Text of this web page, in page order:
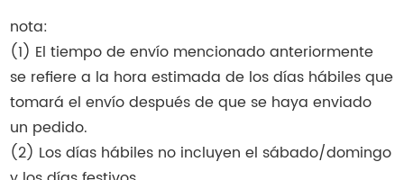
nota:
(1) El tiempo de envío mencionado anteriormente
se refiere a la hora estimada de los días hábiles que
tomará el envío después de que se haya enviado
un pedido.
(2) Los días hábiles no incluyen el sábado/domingo